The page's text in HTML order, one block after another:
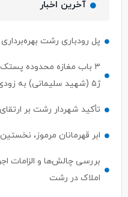
آخرین اخبار
پل رودباری رشت
۳ باب مغازه محدوده
ژ۵ (شهید سلیمانی) به زودی افتتاح می‌شود
تأکید شهردار رشت بر
ابر قهرمانان مرموز،
بررسی چالش‌ها و الزامات
املاک در رشت